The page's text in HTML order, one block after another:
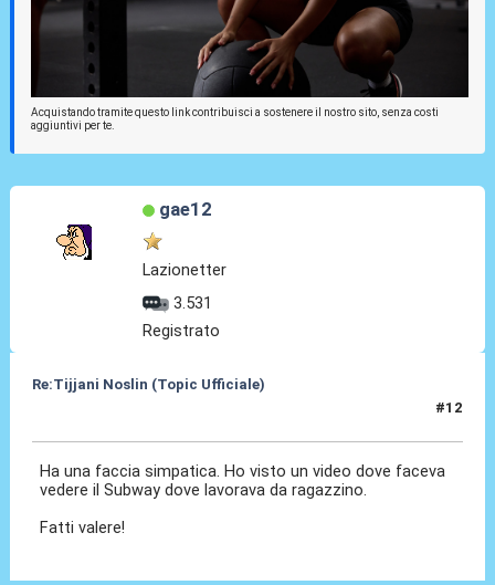
Acquistando tramite questo link contribuisci a sostenere il nostro sito, senza costi
aggiuntivi per te.
gae12
Lazionetter
3.531
Registrato
Re:Tijjani Noslin (Topic Ufficiale)
#12
Ha una faccia simpatica. Ho visto un video dove faceva
vedere il Subway dove lavorava da ragazzino.
Fatti valere!